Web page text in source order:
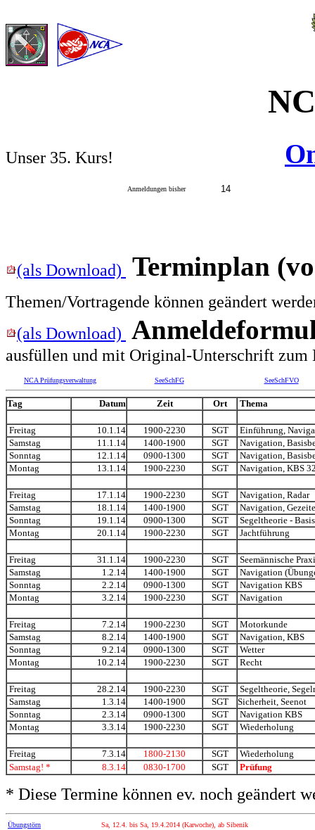
Unser 35. Kurs!
Anmeldungen bisher 14
(als Download) Terminplan
Themen/Vortragende können geändert
(als Download)
ausfüllen und mit Original-Unterschrift zum
NCA Prüfungsverwaltung SeeSchFG SeeSchFVO
Tag Datum Zeit Ort Thema
Freitag 10.1.14 1900-2230 SGT
Einführung,
Samstag
11.1.14 1400-1900 SGT
Navigation,
Sonntag
12.1.14 0900-1300 SGT
Navigation,
Montag
13.1.14 1900-2230 SGT Navigation, KBS
Freitag 17.1.14 1900-2230 SGT
Navigation, Radar
Samstag
18.1.14 1400-1900 SGT
Navigation,
Sonntag
19.1.14 0900-1300 SGT
Segeltheorie - Basis
Montag
20.1.14 1900-2230 SGT Jachtführung
Freitag 31.1.14 1900-2230 SGT
Seemännische
Samstag
1.2.14 1400-1900 SGT
Navigation
Sonntag
2.2.14 0900-1300 SGT
Navigation KBS
Montag
3.2.14 1900-2230 SGT Navigation
Freitag 7.2.14 1900-2230 SGT
Motorkunde
Samstag
8.2.14 1400-1900 SGT
Navigation, KBS
Sonntag
9.2.14 0900-1300 SGT
Wetter
Montag
10.2.14 1900-2230 SGT Recht
Freitag 28.2.14 1900-2230 SGT
Segeltheorie,
Samstag
1.3.14 1400-1900 SGT
Sicherheit, Seenot
Sonntag
2.3.14 0900-1300 SGT
Navigation KBS
Montag
3.3.14 1900-2230 SGT Wiederholung
Freitag 7.3.14 1800-2130 SGT
Wiederholung
Samstag! *
8.3.14 0830-1700 SGT Prüfung
* Diese Termine können ev. noch geändert
Übungstörn
Sa, 12.4. bis Sa, 19.4.2014 (Karwoche), ab Sibenik